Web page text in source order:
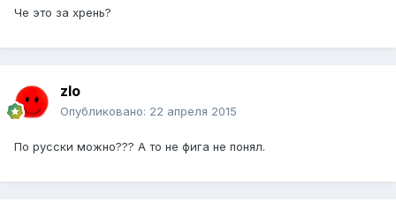
Че это за хрень?
zlo
Опубликовано: 22 апреля 2015
По русски можно??? А то не фига не понял.